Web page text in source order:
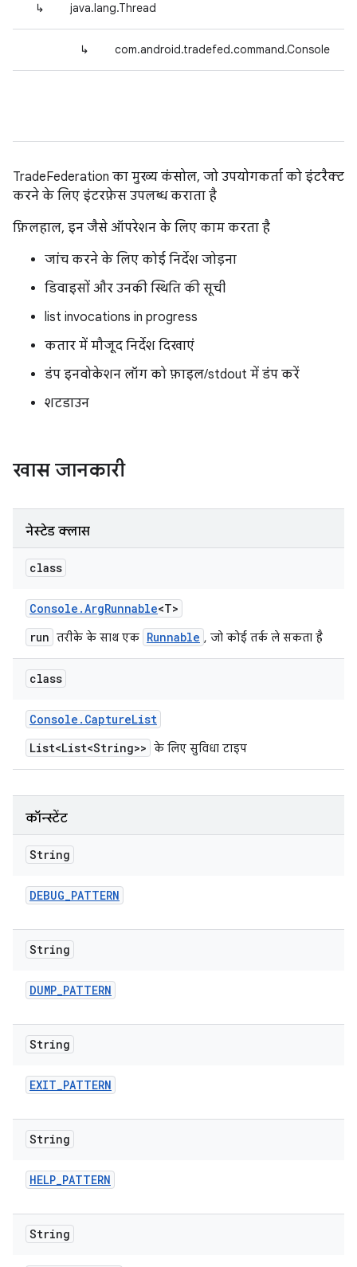
↳ java.lang.Thread
↳ com.android.tradefed.command.Console
TradeFederation का मुख्य कंसोल, जो उपयोगकर्ता को इंटरैक्ट
करने के लिए इंटरफ़ेस उपलब्ध कराता है
फ़िलहाल, इन जैसे ऑपरेशन के लिए काम करता है
जांच करने के लिए कोई निर्देश जोड़ना
डिवाइसों और उनकी स्थिति की सूची
list invocations in progress
कतार में मौजूद निर्देश दिखाएं
डंप इनवोकेशन लॉग को फ़ाइल/stdout में डंप करें
शटडाउन
खास जानकारी
नेस्टेड क्लास
class
Console .ArgRunnable<T>
run तरीके के साथ एक Runnable , जो कोई तर्क ले सकता है
class
Console . CaptureList
List<List<String>> के लिए सुविधा टाइप
कॉन्स्टेंट
String
DEBUG_PATTERN
String
DUMP_PATTERN
String
EXIT_PATTERN
String
HELP_PATTERN
String